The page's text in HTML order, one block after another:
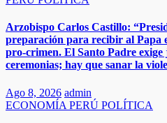
Arzobispo Carlos Castillo:
preparación para recibir al Papa
pro-crimen. El Santo Padre exige
ceremonias; hay que sanar la
Ago 8, 2026 admin
ECONOMÍA PERÚ POLÍTICA